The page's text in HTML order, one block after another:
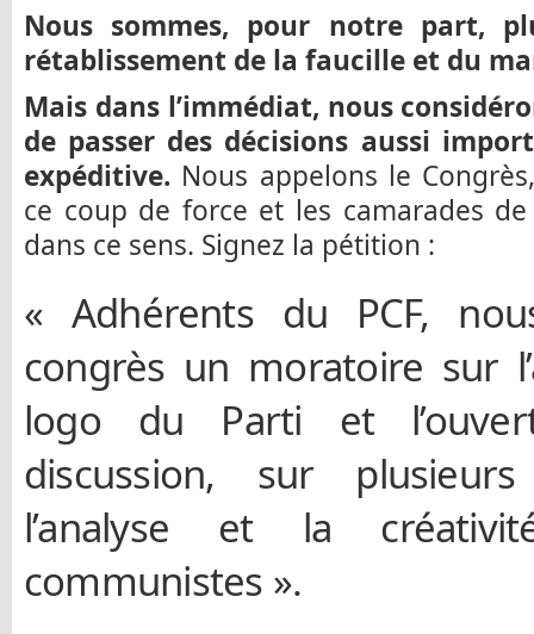
Nous sommes, pour notre part,
rétablissement de la faucille et du
Mais dans l’immédiat, nous
de passer des décisions aussi
expéditive. Nous appelons le
ce coup de force et les camarades
dans ce sens. Signez la pétition :
« Adhérents du PCF,
congrès un moratoire sur
logo du Parti et
discussion, sur
l’analyse et la
communistes ».